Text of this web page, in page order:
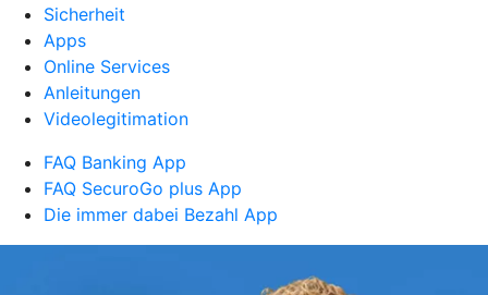
Sicherheit
Apps
Online Services
Anleitungen
Videolegitimation
FAQ Banking App
FAQ SecuroGo plus App
Die immer dabei Bezahl App